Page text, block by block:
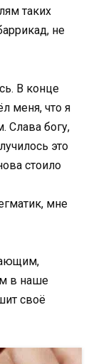
таких
не
В конце
меня, что я
Слава богу,
это
стоило
мне
в наше
своё